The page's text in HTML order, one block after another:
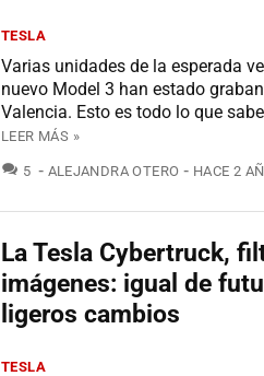
TESLA
Varias unidades de la esperada
nuevo Model 3 han estado
Valencia. Esto es todo lo que
LEER MÁS »
5 COMENTARIOS
ALEJANDRA OTERO HACE 2
La Tesla Cybertruck,
imágenes: igual de
ligeros cambios
TESLA